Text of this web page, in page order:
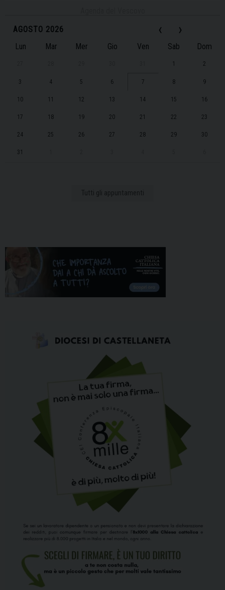
‹
AGOSTO 2026 ›
Lun Mar Mer Gio Ven Sab Dom
1 2
3 4 5 6 7 8 9
10 11 12 13 14 15 16
17 18 19 20 21 22 23
24 25 26 27 28 29 30
31
Tutti gli appuntamenti